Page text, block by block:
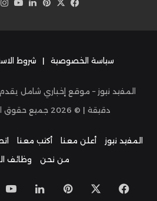
سياسة الخصوصية | شروط
المفيد نيوز – موقع إخباري شامل
دقيقة | © 2026 جميع حقوق
المفيد نيوز أعلن معنا أكتب معنا
من نحن
وظائف
فيسبوك بينتيريست
لينكدإن